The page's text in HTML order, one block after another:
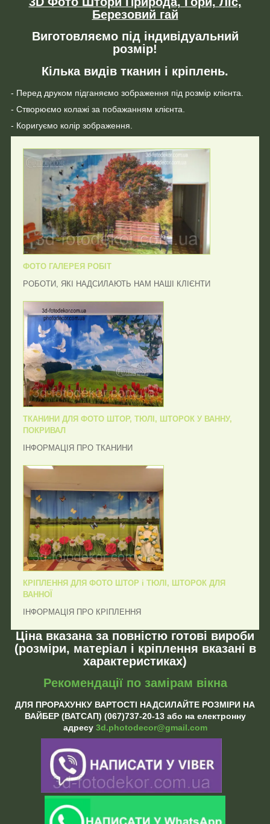
Березовий гай
Виготовляємо під індивідуальний
розмір!
Кілька видів тканин і кріплень.
- Перед друком підганяємо зображення під розмір клієнта.
- Створюємо колажі за побажанням клієнта.
- Коригуємо колір зображення.
ФОТО ГАЛЕРЕЯ РОБІТ
РОБОТИ, ЯКІ НАДСИЛАЮТЬ НАМ НАШІ КЛІЄНТИ
ТКАНИНИ ДЛЯ ФОТО ШТОР, ТЮЛІ, ШТОРОК У ВАННУ,
ПОКРИВАЛ
ІНФОРМАЦІЯ ПРО ТКАНИНИ
КРІПЛЕННЯ ДЛЯ ФОТО ШТОР і ТЮЛІ, ШТОРОК ДЛЯ
ВАННОЇ
ІНФОРМАЦІЯ ПРО КРІПЛЕННЯ
Ціна вказана за повністю готові вироби
(розміри, матеріал і кріплення вказані в
характеристиках)
Рекомендації по замірам вікна
ДЛЯ ПРОРАХУНКУ ВАРТОСТІ НАДСИЛАЙТЕ РОЗМІРИ НА
ВАЙБЕР (ВАТСАП) (067)737-20-13 або на електронну
адресу 3d.photodecor@gmail.com